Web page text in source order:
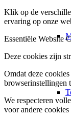
Klik op de
ervaring op onze
Essentiële Website
Deze cookies zijn
Omdat deze
browserinstellingen
We respecteren
voor andere